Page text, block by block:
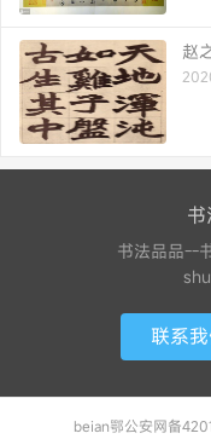
赵
书法品品--
联系
beian鄂公安网备